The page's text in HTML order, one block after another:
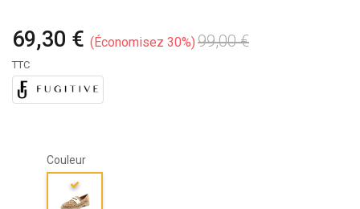
69,30 € Économisez 30% 99,00 €
TTC
Couleur